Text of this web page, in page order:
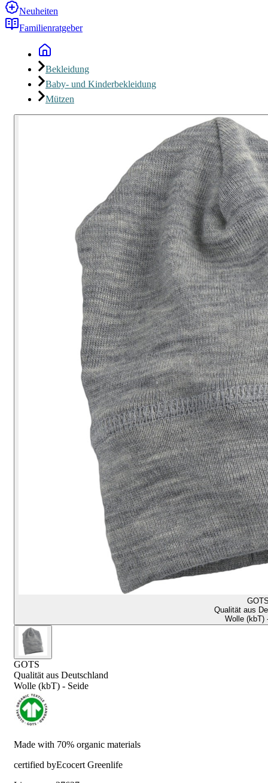
Neuheiten
Familienratgeber
Bekleidung
Baby- und Kinderbekleidung
Mützen
Qualität aus
Wolle (kbT)
GOTS
Qualität aus Deutschland
Wolle (kbT) - Seide
Made with 70% organic materials
certified byEcocert Greenlife